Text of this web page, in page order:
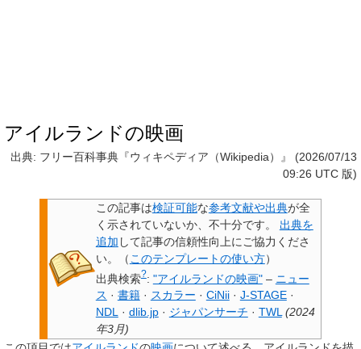
アイルランドの映画
出典: フリー百科事典『ウィキペディア（Wikipedia）』 (2026/07/13
09:26 UTC 版)
この記事は検証可能な参考文献や出典が全
く示されていないか、不十分です。
出典を
追加 して記事の信頼性向上にご協力くださ
い。
（ このテンプレートの使い方）
出典検索?: "アイルランドの映画" – ニュー
ス · 書籍 · スカラー · CiNii · J-STAGE ·
NDL · dlib.jp · ジャパンサーチ · TWL (2024
年3月)